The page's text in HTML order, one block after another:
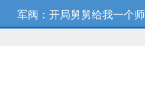
军阀：开局舅舅给我一个师